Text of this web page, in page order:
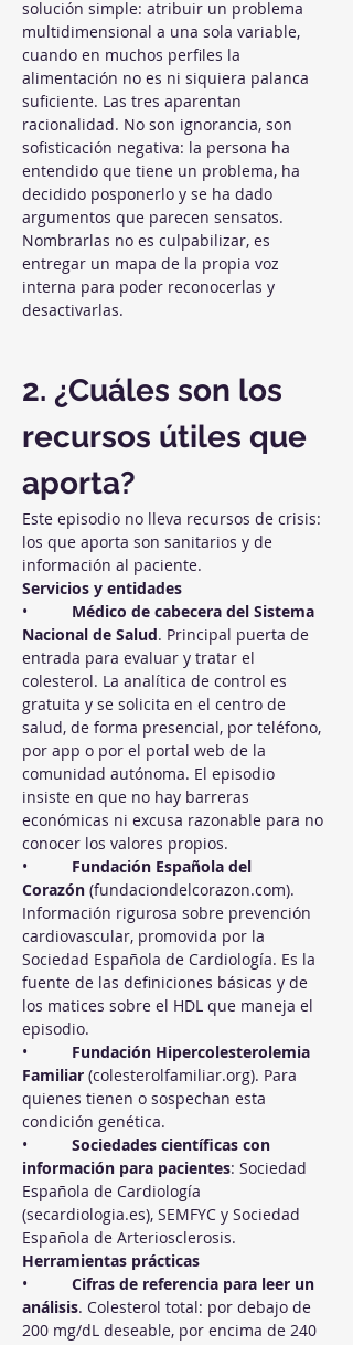
solución simple: atribuir un problema
multidimensional a una sola variable,
cuando en muchos perfiles la
alimentación no es ni siquiera palanca
suficiente. Las tres aparentan
racionalidad. No son ignorancia, son
sofisticación negativa: la persona ha
entendido que tiene un problema, ha
decidido posponerlo y se ha dado
argumentos que parecen sensatos.
Nombrarlas no es culpabilizar, es
entregar un mapa de la propia voz
interna para poder reconocerlas y
desactivarlas.
2. ¿Cuáles son los
recursos útiles que
aporta?
Este episodio no lleva recursos de crisis:
los que aporta son sanitarios y de
información al paciente.
Servicios y entidades
• Médico de cabecera del Sistema
Nacional de Salud. Principal puerta de
entrada para evaluar y tratar el
colesterol. La analítica de control es
gratuita y se solicita en el centro de
salud, de forma presencial, por teléfono,
por app o por el portal web de la
comunidad autónoma. El episodio
insiste en que no hay barreras
económicas ni excusa razonable para no
conocer los valores propios.
• Fundación Española del
Corazón (fundaciondelcorazon.com).
Información rigurosa sobre prevención
cardiovascular, promovida por la
Sociedad Española de Cardiología. Es la
fuente de las definiciones básicas y de
los matices sobre el HDL que maneja el
episodio.
• Fundación Hipercolesterolemia
Familiar (colesterolfamiliar.org). Para
quienes tienen o sospechan esta
condición genética.
• Sociedades científicas con
información para pacientes: Sociedad
Española de Cardiología
(secardiologia.es), SEMFYC y Sociedad
Española de Arteriosclerosis.
Herramientas prácticas
• Cifras de referencia para leer un
análisis. Colesterol total: por debajo de
200 mg/dL deseable, por encima de 240